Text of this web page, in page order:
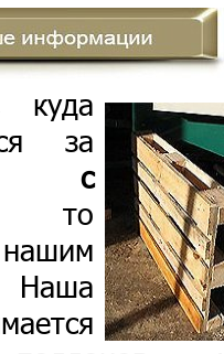
куда
за
с
Наша